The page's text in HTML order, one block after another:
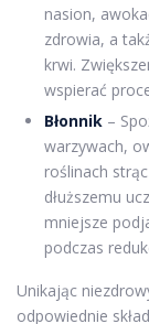
nasion,
zdrowia, a
krwi.
wspierać
Błonnik –
warzywach,
roślinach
dłuższemu
mniejsze
podczas
Unikając
odpowiednie